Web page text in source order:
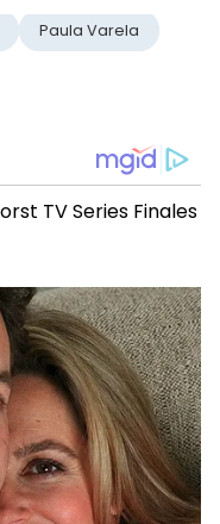
Paula Varela